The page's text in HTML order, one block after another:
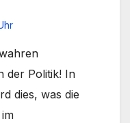
der Politik! In
dies, was die